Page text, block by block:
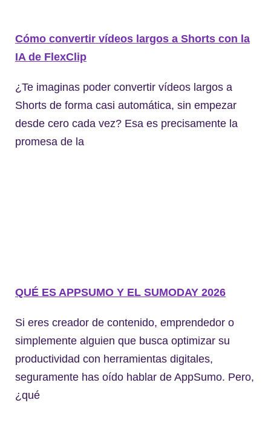
Cómo convertir vídeos largos a Shorts con la
IA de FlexClip
¿Te imaginas poder convertir vídeos largos a
Shorts de forma casi automática, sin empezar
desde cero cada vez? Esa es precisamente la
promesa de la
QUÉ ES APPSUMO Y EL SUMODAY 2026
Si eres creador de contenido, emprendedor o
simplemente alguien que busca optimizar su
productividad con herramientas digitales,
seguramente has oído hablar de AppSumo. Pero,
¿qué